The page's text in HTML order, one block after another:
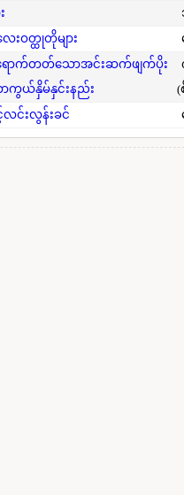
းဝတ္ထုတိုများ
ောက်တတ်သောအင်းဆက်ဖျက်ပိုး
ကာကွယ်နှိမ်နှင်းနည်း
(
လင်းလွန်းခင်